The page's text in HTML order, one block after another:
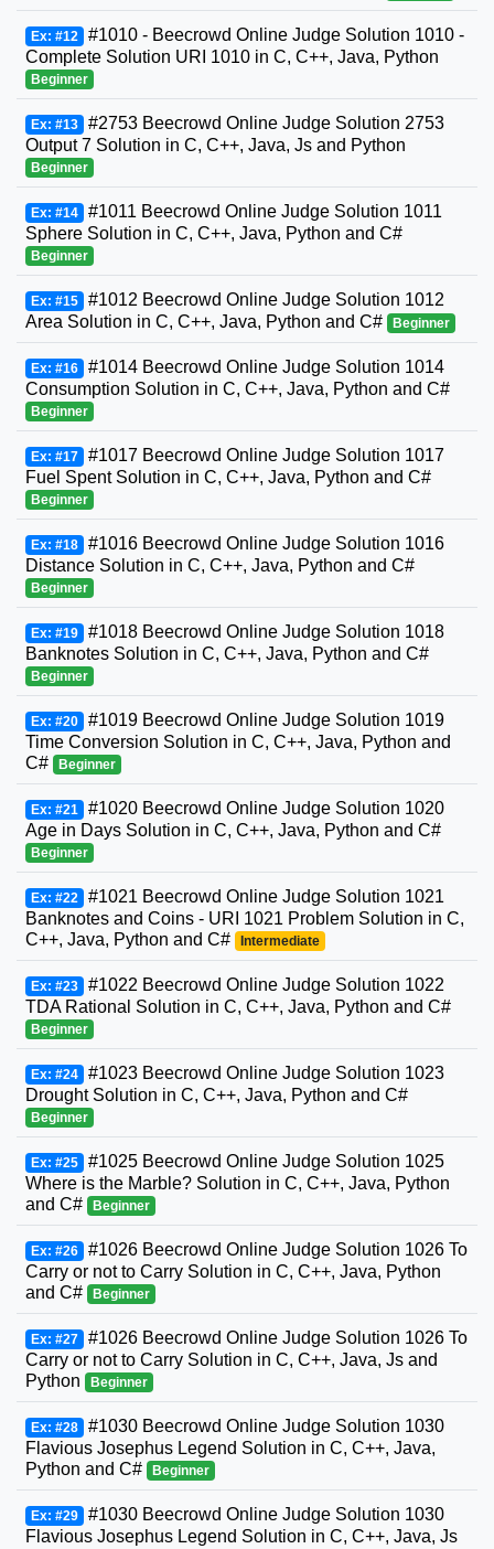
Ex: #12 #1010 - Beecrowd Online Judge Solution 1010 -
Complete Solution URI 1010 in C, C++, Java, Python
Beginner
Ex: #13 #2753 Beecrowd Online Judge Solution 2753
Output 7 Solution in C, C++, Java, Js and Python
Beginner
Ex: #14 #1011 Beecrowd Online Judge Solution 1011
Sphere Solution in C, C++, Java, Python and C#
Beginner
Ex: #15 #1012 Beecrowd Online Judge Solution 1012
Area Solution in C, C++, Java, Python and C#
Beginner
Ex: #16 #1014 Beecrowd Online Judge Solution 1014
Consumption Solution in C, C++, Java, Python and C#
Beginner
Ex: #17 #1017 Beecrowd Online Judge Solution 1017
Fuel Spent Solution in C, C++, Java, Python and C#
Beginner
Ex: #18 #1016 Beecrowd Online Judge Solution 1016
Distance Solution in C, C++, Java, Python and C#
Beginner
Ex: #19 #1018 Beecrowd Online Judge Solution 1018
Banknotes Solution in C, C++, Java, Python and C#
Beginner
Ex: #20 #1019 Beecrowd Online Judge Solution 1019
Time Conversion Solution in C, C++, Java, Python and
C#
Beginner
Ex: #21 #1020 Beecrowd Online Judge Solution 1020
Age in Days Solution in C, C++, Java, Python and C#
Beginner
Ex: #22 #1021 Beecrowd Online Judge Solution 1021
Banknotes and Coins - URI 1021 Problem Solution in C,
C++, Java, Python and C#
Intermediate
Ex: #23 #1022 Beecrowd Online Judge Solution 1022
TDA Rational Solution in C, C++, Java, Python and C#
Beginner
Ex: #24 #1023 Beecrowd Online Judge Solution 1023
Drought Solution in C, C++, Java, Python and C#
Beginner
Ex: #25 #1025 Beecrowd Online Judge Solution 1025
Where is the Marble? Solution in C, C++, Java, Python
and C#
Beginner
Ex: #26 #1026 Beecrowd Online Judge Solution 1026 To
Carry or not to Carry Solution in C, C++, Java, Python
and C#
Beginner
Ex: #27 #1026 Beecrowd Online Judge Solution 1026 To
Carry or not to Carry Solution in C, C++, Java, Js and
Python
Beginner
Ex: #28 #1030 Beecrowd Online Judge Solution 1030
Flavious Josephus Legend Solution in C, C++, Java,
Python and C#
Beginner
Ex: #29 #1030 Beecrowd Online Judge Solution 1030
Flavious Josephus Legend Solution in C, C++, Java, Js